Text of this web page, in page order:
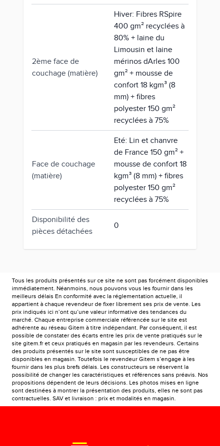
2ème face de
couchage (matière)
Hiver: Fibres RSpire
400 gm² recyclées à
80% + laine du
Limousin et laine
mérinos dArles 100
gm² + mousse de
confort 18 kgm³ (8
mm) + fibres
polyester 150 gm²
recyclées à 75%
Face de couchage
(matière)
Eté: Lin et chanvre
de France 150 gm² +
mousse de confort 18
kgm³ (8 mm) + fibres
polyester 150 gm²
recyclées à 75%
Disponibilité des
pièces détachées
0
Tous les produits présentés sur ce site ne sont pas forcément disponibles
immédiatement. Néanmoins, nous pouvons vous les fournir dans les
meilleurs délais En conformité avec la réglementation actuelle, il
appartient à chaque revendeur de fixer librement ses prix de vente. Les
prix indiqués ici n’ont qu’une valeur informative des tendances du
marché. Chaque entreprise commerciale référencée sur le site est
adhérente au réseau Gitem à titre indépendant. Par conséquent, il est
possible de constater des écarts entre les prix de vente pratiqués sur le
site gitem.fr et ceux pratiqués en magasin par les revendeurs. Certains
des produits présentés sur le site sont susceptibles de ne pas être
disponibles en magasin. Toutefois le revendeur Gitem s’engage à les
fournir dans les plus brefs délais. Les constructeurs se réservent la
possibilité de changer les caractéristiques et références sans préavis. Nos
propositions dépendent de leurs décisions. Les photos mises en ligne
sont destinées à montrer la présentation des produits, elles ne sont pas
contractuelles. SAV et livraison : prix et modalités en magasin.